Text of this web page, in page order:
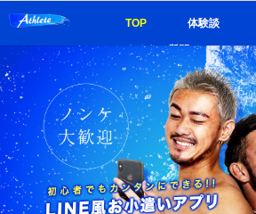
TOP 体験談
よくある質問